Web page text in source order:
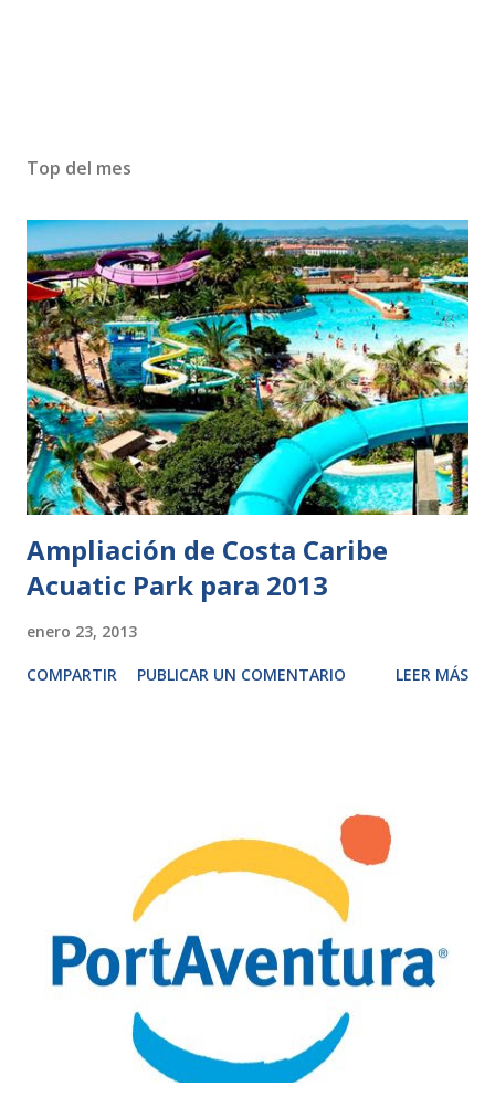
Top del mes
Ampliación de Costa Caribe
Acuatic Park para 2013
enero 23, 2013
COMPARTIR PUBLICAR UN COMENTARIO LEER MÁS